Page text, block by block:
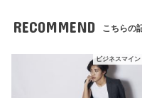
RECOMMEND こちらの
ビジネスマイン